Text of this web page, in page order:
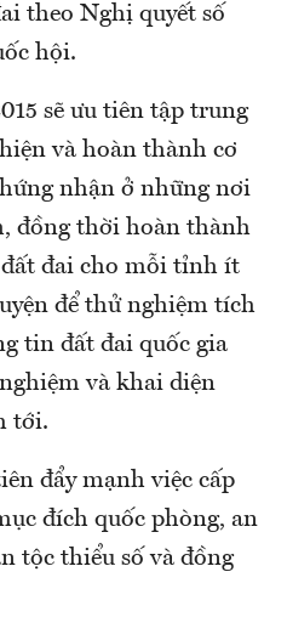
theo Nghị quyết số
hội.
sẽ ưu tiên tập trung
và hoàn thành cơ
nhận ở những nơi
đồng thời hoàn thành
đất đai cho mỗi tỉnh ít
để thử nghiệm tích
tin đất đai quốc gia
và khai diện
tới.
đẩy mạnh việc cấp
đích quốc phòng, an
tộc thiểu số và đồng